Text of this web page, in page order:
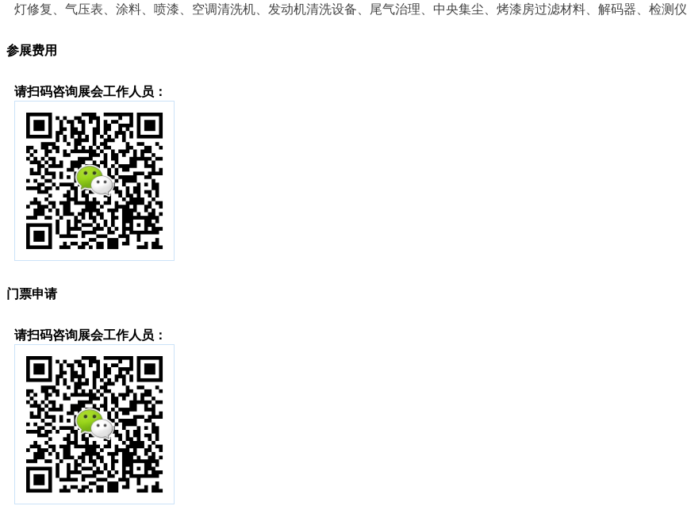
灯修复、气压表、涂料、喷漆、空调清洗机、发动机清洗设备、尾气治理、中央集尘、烤漆房过滤材料、解码器、检测仪
参展费用
请扫码咨询展会工作人员：
门票申请
请扫码咨询展会工作人员：